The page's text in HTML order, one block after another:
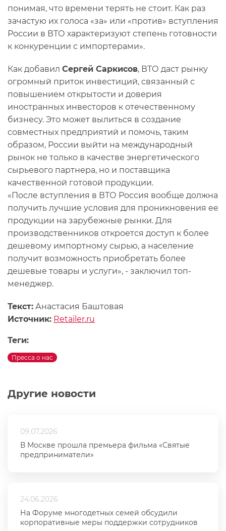
Другие новости
09.07.2026
В Москве прошла премьера фильма «Святые
предприниматели»
24.06.2026
На Форуме многодетных семей обсудили
корпоративные меры поддержки сотрудников
понимая, что времени терять не стоит. Как раз
зачастую их голоса «за» или «против» вступления
России в ВТО характеризуют степень готовности
к конкуренции с импортерами».
Как добавил Сергей Саркисов, ВТО даст рынку
огромный приток инвестиций, связанный с
повышением открытости и доверия
иностранных инвесторов к отечественному
бизнесу. Это может вылиться в создание
совместных предприятий и помочь, таким
образом, России выйти на международный
рынок не только в качестве энергетического
сырьевого партнера, но и поставщика
качественной готовой продукции.
«После вступления в ВТО Россия вообще должна
получить лучшие условия для проникновения ее
продукции на зарубежные рынки. Для
производственников откроется доступ к более
дешевому импортному сырью, а население
получит возможность приобретать более
дешевые товары и услуги», - заключил топ-
менеджер.
Текст: Анастасия Баштовая
Источник: Retailer.ru
Теги:
Пресса о нас